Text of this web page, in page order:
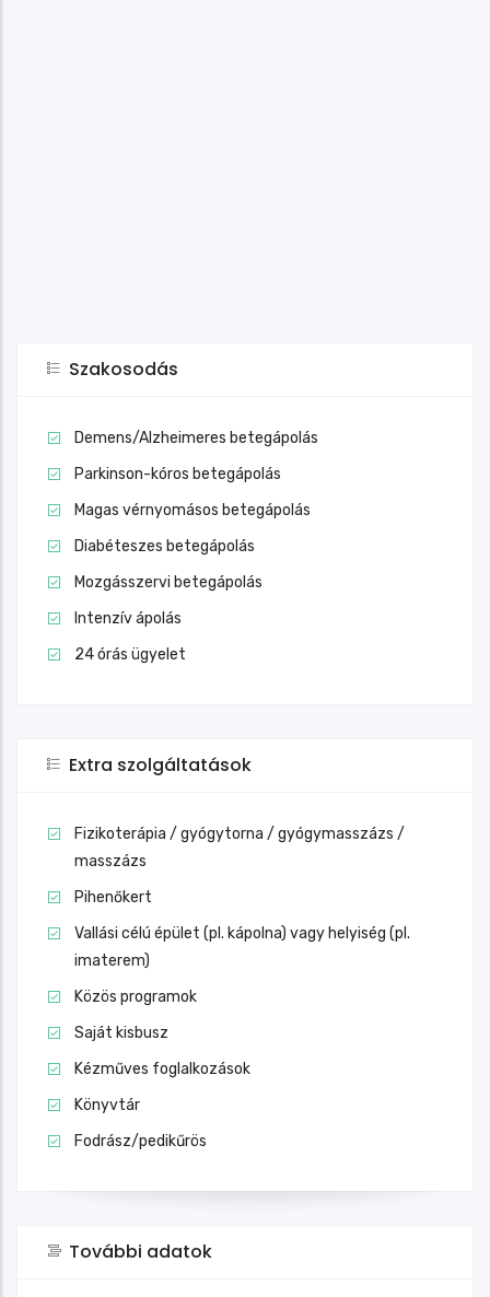
Szakosodás
Demens/Alzheimeres betegápolás
Parkinson-kóros betegápolás
Magas vérnyomásos betegápolás
Diabéteszes betegápolás
Mozgásszervi betegápolás
Intenzív ápolás
24 órás ügyelet
Extra szolgáltatások
Fizikoterápia / gyógytorna / gyógymasszázs /
masszázs
Pihenőkert
Vallási célú épület (pl. kápolna) vagy helyiség (pl.
imaterem)
Közös programok
Saját kisbusz
Kézműves foglalkozások
Könyvtár
Fodrász/pedikűrös
További adatok